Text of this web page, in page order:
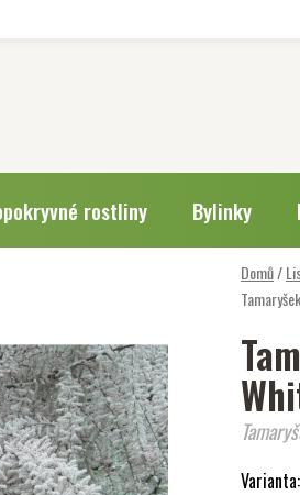
rostliny Bylinky
Domů/
Varianta: